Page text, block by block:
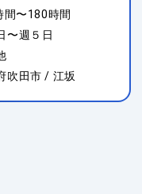
間〜180時間
〜週５日
吹田市 / 江坂